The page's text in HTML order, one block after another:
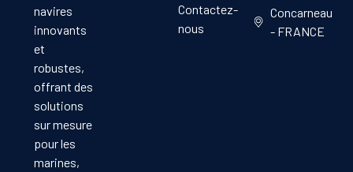
navires
innovants
et
robustes,
offrant des
solutions
sur mesure
pour les
marines,
Contactez-
nous
Concarneau
- FRANCE